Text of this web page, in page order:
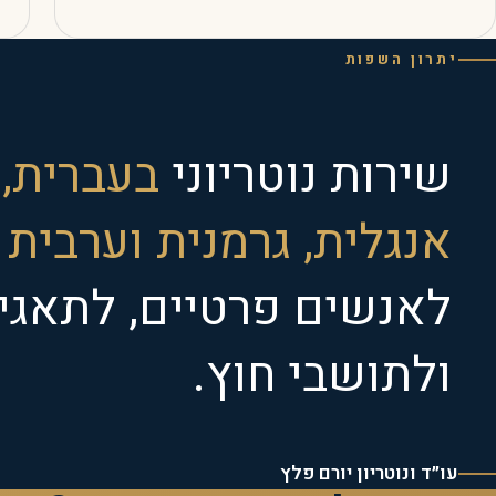
יתרון השפות
שירות נוטריוני בעברית,
אנגלית, גרמנית וערבית
לאנשים פרטיים,
ולתושבי חוץ.
עו״ד ונוטריון יורם פלץ